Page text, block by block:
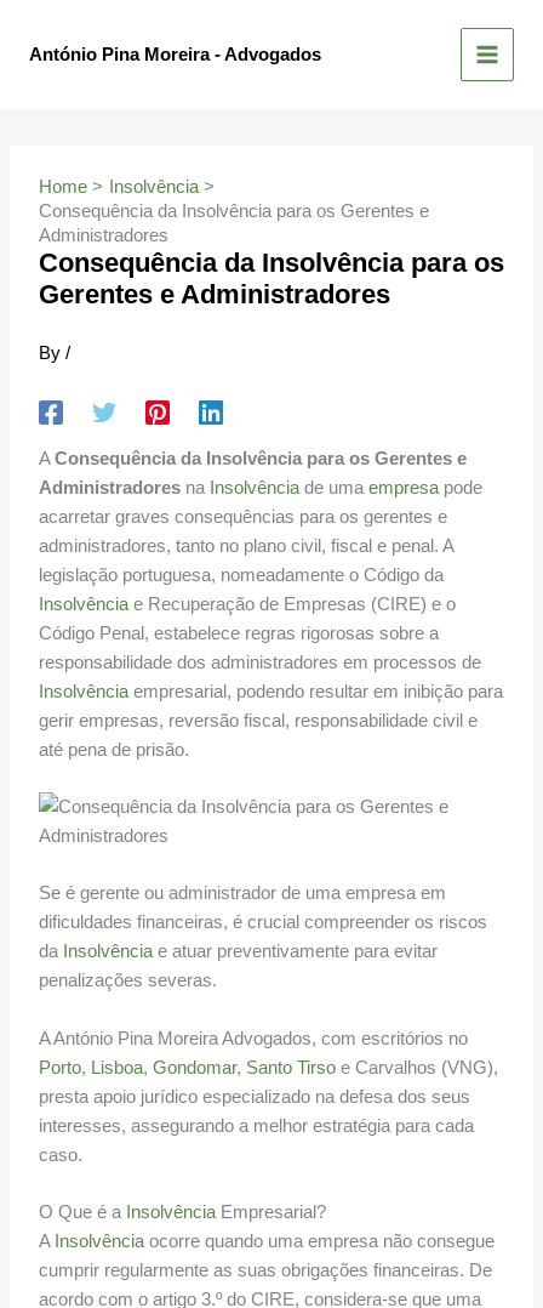
António Pina Moreira - Advogados
Home
Insolvência
Consequência da Insolvência para os Gerentes e
Administradores
Consequência da Insolvência para os
Gerentes e Administradores
By /
AConsequência da Insolvência para os Gerentes e
Administradoresna Insolvênciade uma empresapode
acarretar graves consequências para os gerentes e
administradores, tanto no plano civil, fiscal e penal. A
legislação portuguesa, nomeadamente o Código da
Insolvênciae Recuperação de Empresas (CIRE) e o
Código Penal, estabelece regras rigorosas sobre a
responsabilidade dos administradores em processos de
Insolvênciaempresarial, podendo resultar em inibição para
gerir empresas, reversão fiscal, responsabilidade civil e
até pena de prisão.
Se é gerente ou administrador de uma empresa em
dificuldades financeiras, é crucial compreender os riscos
da Insolvênciae atuar preventivamente para evitar
penalizações severas.
A António Pina Moreira Advogados, com escritórios no
Porto, Lisboa, Gondomar, Santo Tirsoe Carvalhos (VNG),
presta apoio jurídico especializado na defesa dos seus
interesses, assegurando a melhor estratégia para cada
caso.
O Que é a InsolvênciaEmpresarial?
A Insolvênciaocorre quando uma empresa não consegue
cumprir regularmente as suas obrigações financeiras. De
acordo com o artigo 3.º do CIRE, considera-se que uma